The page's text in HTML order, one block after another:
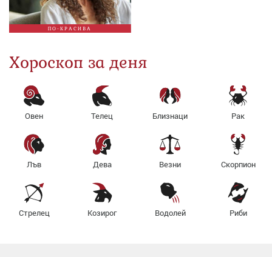
ПО-КРАСИВА
Хороскоп за деня
Овен Телец Близнаци Рак
Лъв Дева Везни Скорпион
Стрелец Козирог Водолей Риби